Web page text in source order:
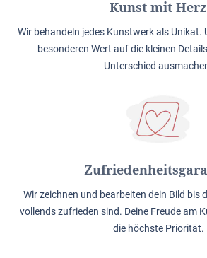
Kunst mit Herz
Wir behandeln jedes Kunstwerk als Unikat.
besonderen Wert auf die kleinen
Unterschied
Wir zeichnen und bearbeiten dein Bild bis
vollends zufrieden sind. Deine Freude am
die höchste Priorität.